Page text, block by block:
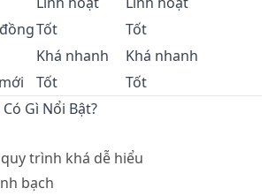
Tốt
Tốt
Khá nhanh
Khá nhanh
Tốt
Tốt
Gì Nổi Bật?
trình khá dễ hiểu
bạch